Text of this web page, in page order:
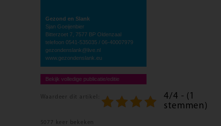
Gezond en Slank
Sjan Goeijenbier
Bitterzoet 7, 7577 BP Oldenzaal
telefoon 0541-535035 / 06-40007979
gezondenslank@live.nl
www.gezondenslank.eu
Bekijk volledige publicatie/editie
Waardeer dit artikel:
4/4 - (1
stemmen)
5077 keer bekeken